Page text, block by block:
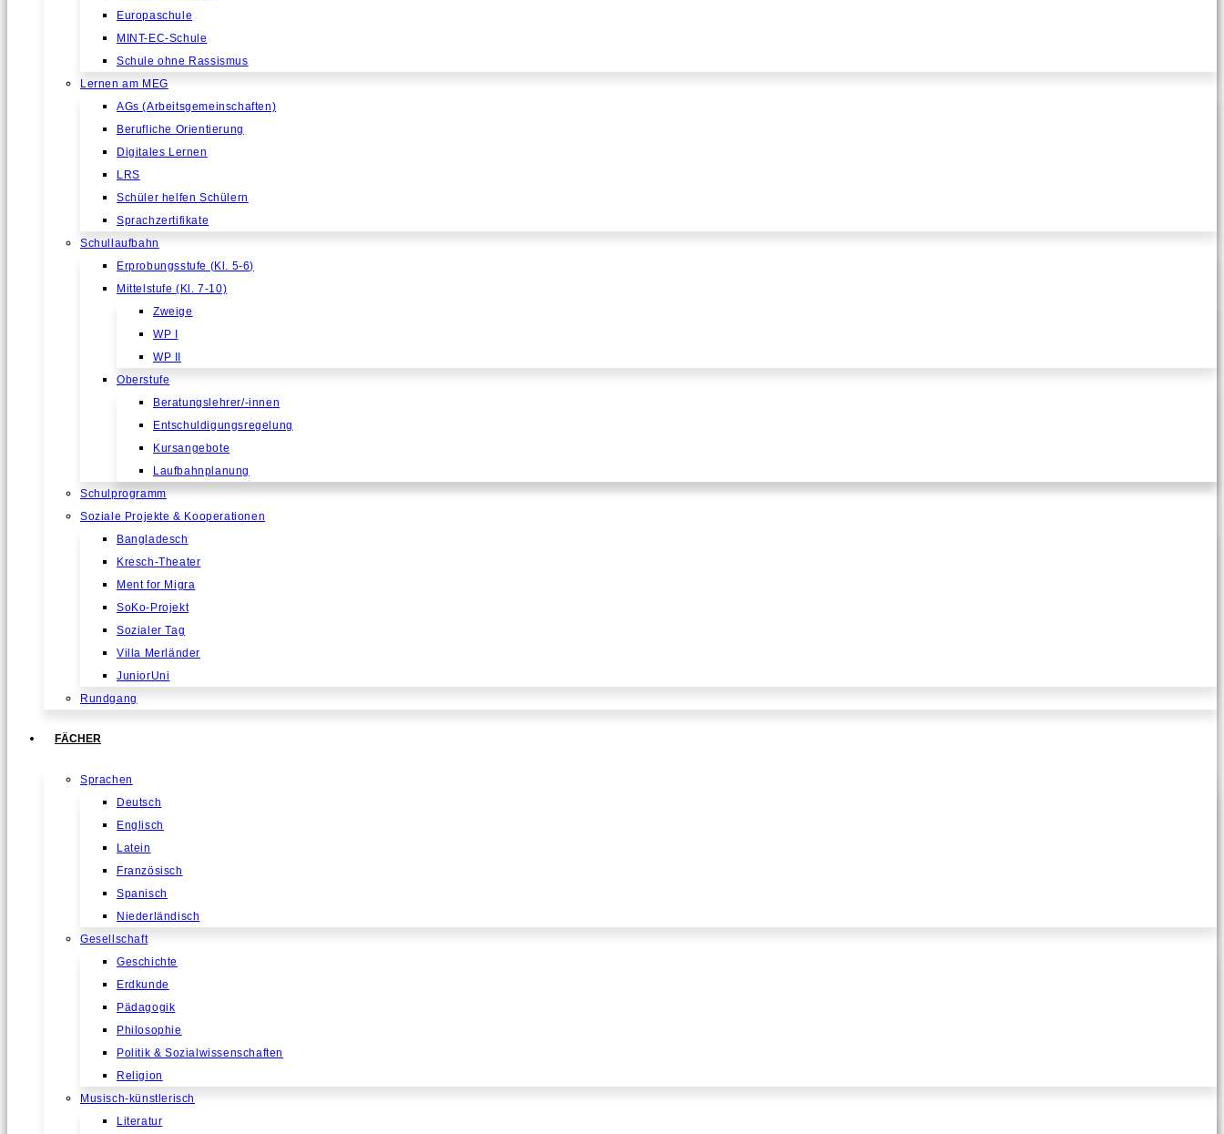
Europaschule
MINT-EC-Schule
Schule ohne Rassismus
Lernen am MEG
AGs (Arbeitsgemeinschaften)
Berufliche Orientierung
Digitales Lernen
LRS
Schüler helfen Schülern
Sprachzertifikate
Schullaufbahn
Erprobungsstufe (Kl. 5-6)
Mittelstufe (Kl. 7-10)
Zweige
WP I
WP II
Oberstufe
Beratungslehrer/-innen
Entschuldigungsregelung
Kursangebote
Laufbahnplanung
Schulprogramm
Soziale Projekte & Kooperationen
Bangladesch
Kresch-Theater
Ment for Migra
SoKo-Projekt
Sozialer Tag
Villa Merländer
JuniorUni
Rundgang
FÄCHER
Sprachen
Deutsch
Englisch
Latein
Französisch
Spanisch
Niederländisch
Gesellschaft
Geschichte
Erdkunde
Pädagogik
Philosophie
Politik & Sozialwissenschaften
Religion
Musisch-künstlerisch
Literatur